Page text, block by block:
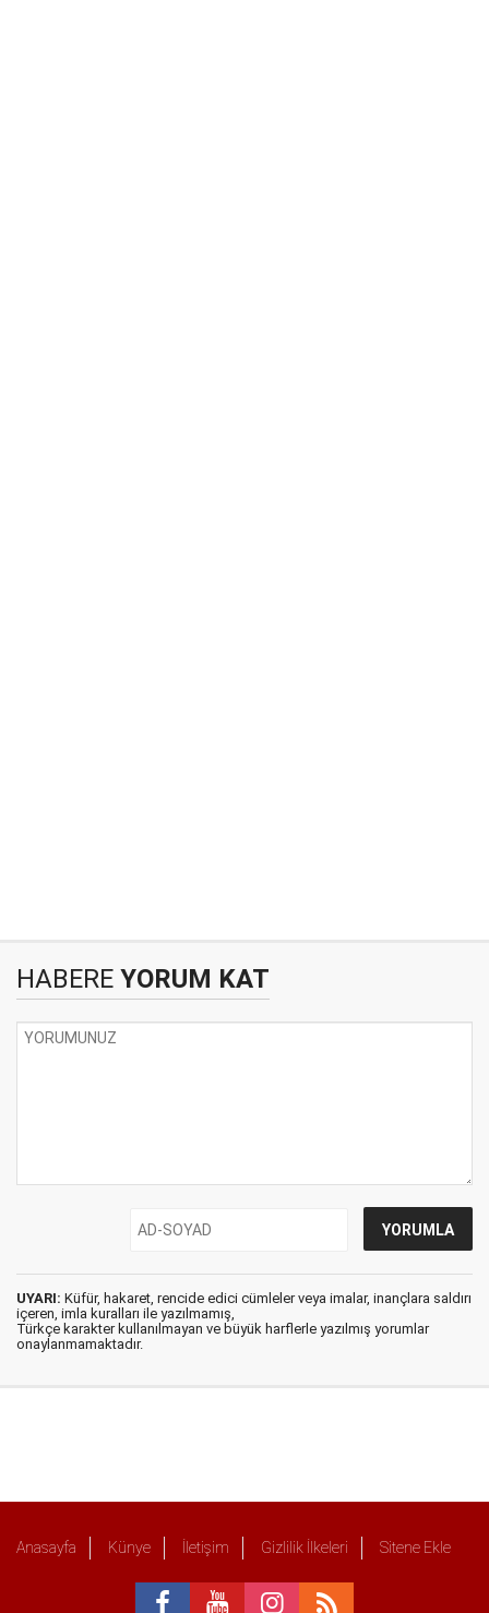
HABERE YORUM KAT
UYARI: Küfür, hakaret, rencide edici cümleler veya imalar, inançlara saldırı
içeren, imla kuralları ile yazılmamış,
Türkçe karakter kullanılmayan ve büyük harflerle yazılmış yorumlar
onaylanmamaktadır.
Anasayfa Künye İletişim Gizlilik İlkeleri Sitene Ekle